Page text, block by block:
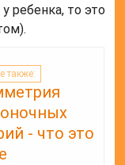
ребенка, то это
также:
- что это